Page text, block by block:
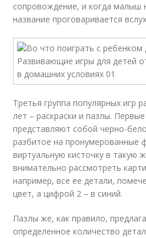
сопровождение, и когда малыш
название проговаривается
Третья группа популярных игр
лет – раскраски и пазлы.
представляют собой черно-
разбитое на пронумерованные
виртуальную кисточку в такую
внимательно рассмотреть
например, все ее детали,
цвет, а цифрой 2 – в синий.
Пазлы же, как правило,
определенное количество